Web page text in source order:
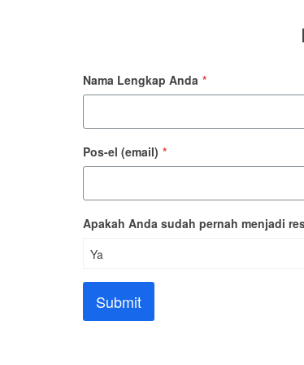
Nama Lengkap Anda *
Pos-el (email) *
Apakah Anda sudah pernah menjadi
Ya
Submit